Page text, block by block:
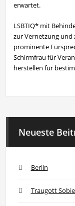
erwartet.
LSBTIQ* mit
zur Vernetzung und
prominente
Schirmfrau für
herstellen für
Neueste
Berlin
Traugott